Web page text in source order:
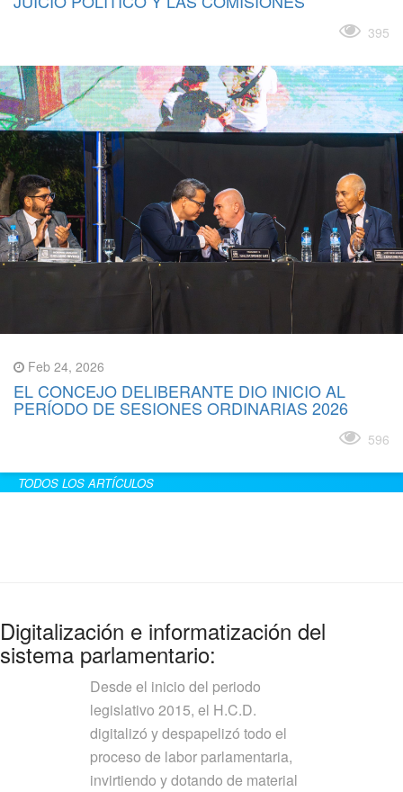
395
Feb 24, 2026
EL CONCEJO DELIBERANTE DIO INICIO AL
PERÍODO DE SESIONES ORDINARIAS 2026
596
TODOS LOS ARTÍCULOS
Digitalización e informatización del
sistema parlamentario:
Desde el inicio del periodo
legislativo 2015, el H.C.D.
digitalizó y despapelizó todo el
proceso de labor parlamentaria,
invirtiendo y dotando de material